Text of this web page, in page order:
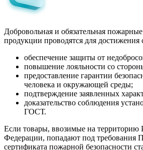
Добровольная и обязательная
продукции проводятся для
обеспечение защиты от
повышение лояльности со
предоставление гарантии
человека и окружающей среды;
подтверждение заявленных
доказательство соблюдения
ГОСТ.
Если товары, ввозимые на территорию
Федерации, попадают под требования
сертификата пожарной безопасности